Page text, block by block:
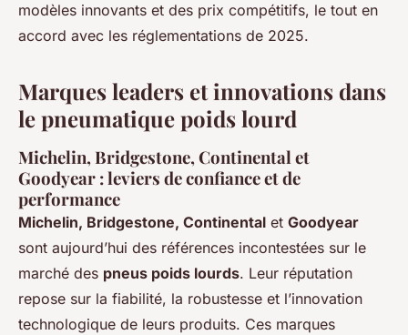
modèles innovants et des prix compétitifs, le tout en
accord avec les réglementations de 2025.
Marques leaders et innovations dans
le pneumatique poids lourd
Michelin, Bridgestone, Continental et
Goodyear : leviers de confiance et de
performance
Michelin, Bridgestone, Continental et Goodyear
sont aujourd’hui des références incontestées sur le
marché des pneus poids lourds. Leur réputation
repose sur la fiabilité, la robustesse et l’innovation
technologique de leurs produits. Ces marques